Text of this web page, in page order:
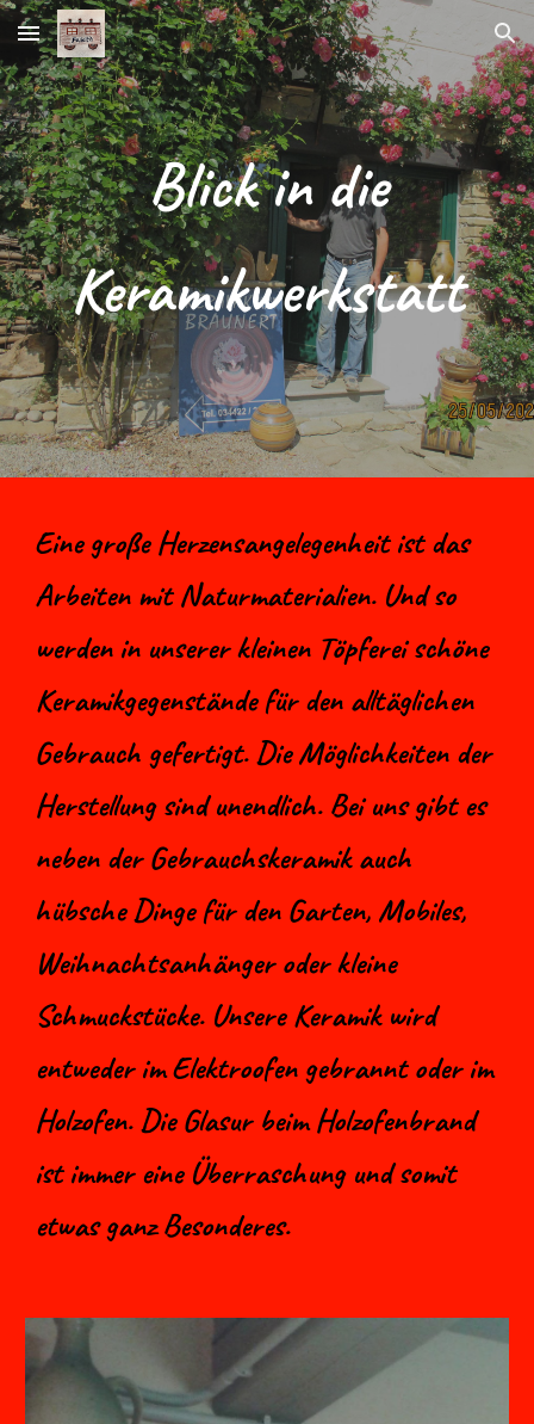
Skip to main content Skip to navigation
Blick in die
Keramikwerkstatt
Eine große Herzensangelegenheit ist das
Arbeiten mit Naturmaterialien. Und so
werden in unserer kleinen Töpferei schöne
Keramikgegenstände für den alltäglichen
Gebrauch gefertigt. Die Möglichkeiten der
Herstellung sind unendlich. Bei uns gibt es
neben der Gebrauchskeramik auch
hübsche Dinge für den Garten, Mobiles,
Weihnachtsanhänger oder kleine
Schmuckstücke. Unsere Keramik wird
entweder im Elektroofen gebrannt oder im
Holzofen. Die Glasur beim Holzofenbrand
ist immer eine Überraschung und somit
etwas ganz Besonderes.